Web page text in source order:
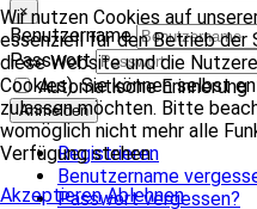
Wir nutzen Cookies auf
essenziell für den Betrieb der
diese Website und die
Cookies). Sie können selbst
zulassen möchten. Bitte
womöglich nicht mehr alle
Verfügung stehen.
Akzeptieren Ablehnen
×
Benutzername
Passwort
Automatische Erinnerung
Anmelden
Registrieren
Benutzername
Passwort vergessen?